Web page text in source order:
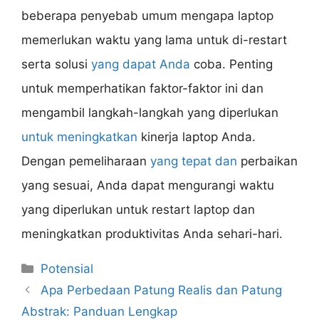
beberapa penyebab umum mengapa laptop
memerlukan waktu yang lama untuk di-restart
serta solusi yang dapat Anda coba. Penting
untuk memperhatikan faktor-faktor ini dan
mengambil langkah-langkah yang diperlukan
untuk meningkatkan kinerja laptop Anda.
Dengan pemeliharaan yang tepat dan perbaikan
yang sesuai, Anda dapat mengurangi waktu
yang diperlukan untuk restart laptop dan
meningkatkan produktivitas Anda sehari-hari.
Categories
Potensial
Apa Perbedaan Patung Realis dan Patung
Abstrak: Panduan Lengkap